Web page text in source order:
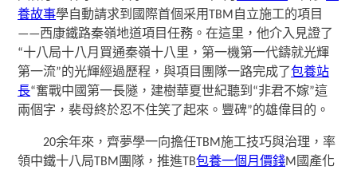
養故事學自動請求到國際首個采用TBM自立施工的項目
——西康鐵路秦嶺地道項目任務。在這里，他介入見證了
“十八局十八月買通秦嶺十八里，第一機第一代鑄就光輝
第一流”的光輝經過歷程，與項目團隊一路完成了包養站
長“奮戰中國第一長隧，建樹華夏世紀聽到“非君不嫁”這
兩個字，裴母終於忍不住笑了起來。豐碑”的雄偉目的。
20余年來，齊夢學一向擔任TBM施工技巧與治理，率
領中鐵十八局TBM團隊，推進TB包養一個月價錢M國產化